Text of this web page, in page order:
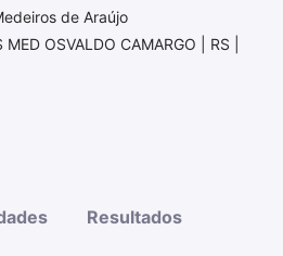
de Araújo
MED OSVALDO CAMARGO | RS |
Resultados